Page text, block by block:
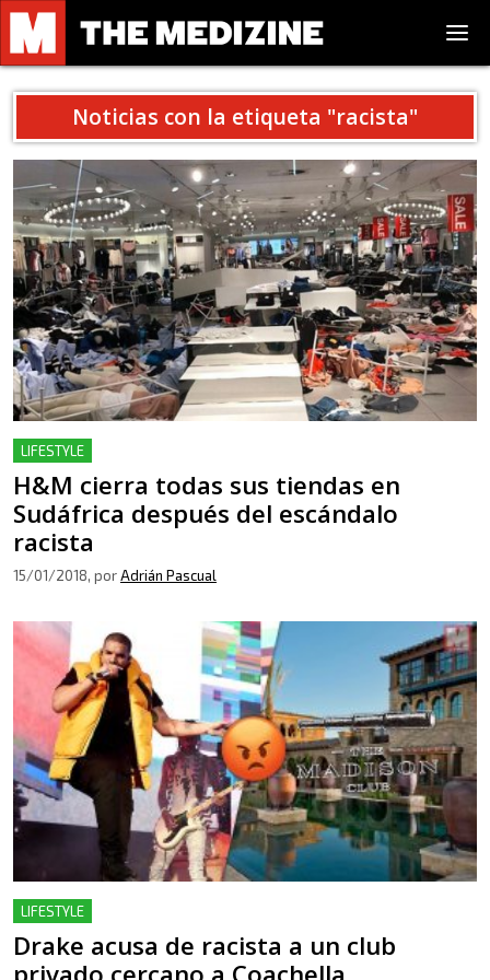
Noticias con la etiqueta "racista"
LIFESTYLE
H&M cierra todas sus tiendas en
Sudáfrica después del escándalo
racista
15/01/2018, porAdrián Pascual
LIFESTYLE
Drake acusa de racista a un club